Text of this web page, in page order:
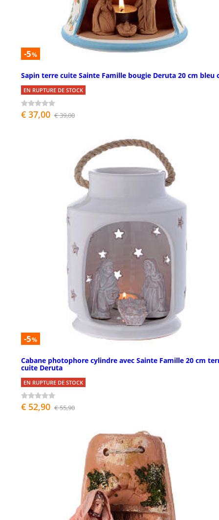
-5%
Sapin terre cuite Sainte Famille bougie Deruta 20 cm bleu
EN RUPTURE DE STOCK
€ 37,00 € 39,00
-5%
Cabane photophore cylindre avec Sainte Famille 20 cm
cuite Deruta
EN RUPTURE DE STOCK
€ 52,90 € 55,90